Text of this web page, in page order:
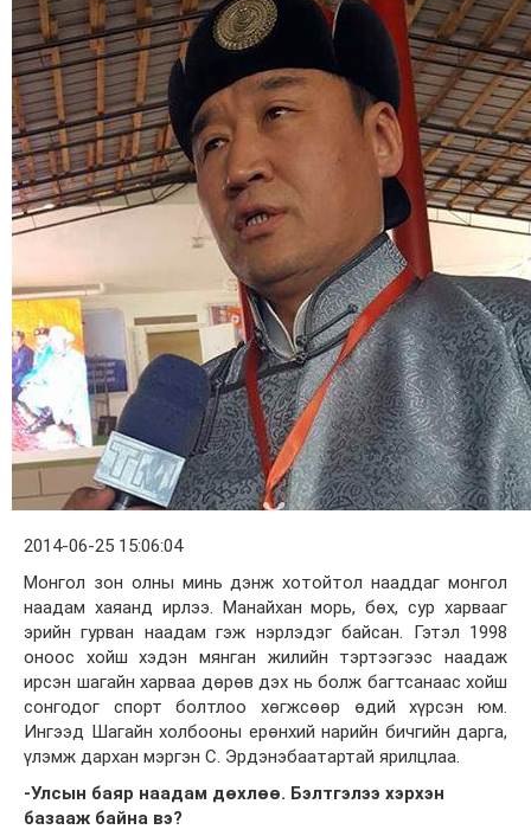
2014-06-25 15:06:04
Монгол зон олны минь дэнж хотойтол нааддаг монгол
наадам хаяанд ирлээ. Манайхан морь, бөх, сур харвааг
эрийн гурван наадам гэж нэрлэдэг байсан. Гэтэл 1998
оноос хойш хэдэн мянган жилийн тэртээгээс наадаж
ирсэн шагайн харваа дөрөв дэх нь болж багтсанаас хойш
сонгодог спорт болтлоо хөгжсөөр өдий хүрсэн юм.
Ингээд Шагайн холбооны ерөнхий нарийн бичгийн дарга,
үлэмж дархан мэргэн С. Эрдэнэбаатартай ярилцлаа.
-Улсын баяр наадам дөхлөө. Бэлтгэлээ хэрхэн
базааж байна вэ?